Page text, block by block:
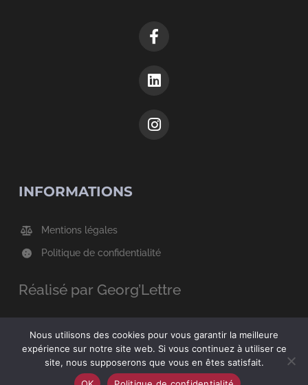
INFORMATIONS
Mentions légales
Politique de confidentialité
Réalisé par Georg’Lettre
Nous utilisons des cookies pour vous garantir la meilleure
expérience sur notre site web. Si vous continuez à utiliser ce
site, nous supposerons que vous en êtes satisfait.